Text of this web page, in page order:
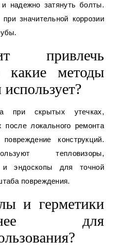
надежно затянуть болты.
значительной коррозии
привлечь
какие методы
при скрытых утечках,
после локального ремонта
конструкций.
тепловизоры,
и эндоскопы для точной
повреждения.
и герметики
для